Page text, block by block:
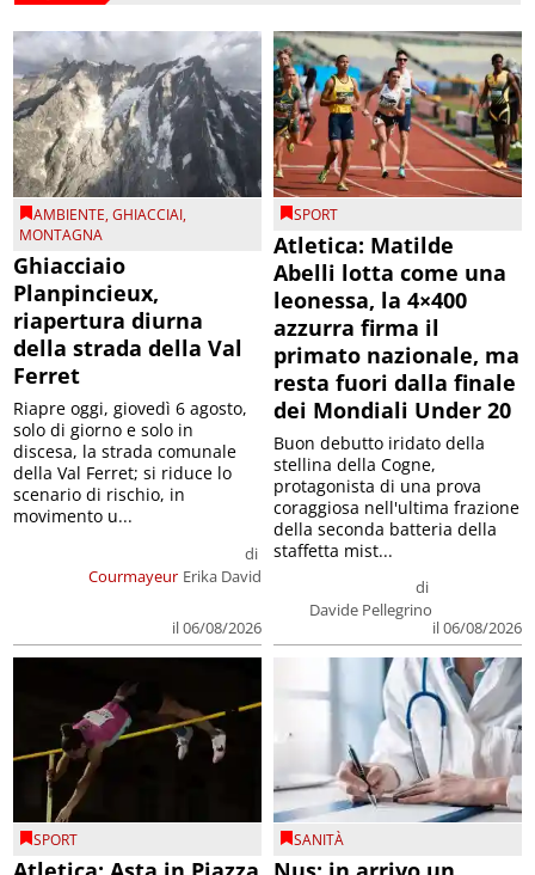
AMBIENTE,GHIACCIAI,
MONTAGNA
Ghiacciaio
Planpincieux,
riapertura diurna
della strada della Val
Ferret
Courmayeur
di
Erika David
il 06/08/2026
Riapre oggi, giovedì 6 agosto,
solo di giorno e solo in
discesa, la strada comunale
della Val Ferret; si riduce lo
scenario di rischio, in
movimento u...
SPORT
Atletica: Matilde
Abelli lotta come una
leonessa, la 4×400
azzurra firma il
primato nazionale, ma
resta fuori dalla finale
dei Mondiali Under 20
di
Davide Pellegrino
il 06/08/2026
Buon debutto iridato della
stellina della Cogne,
protagonista di una prova
coraggiosa nell'ultima frazione
della seconda batteria della
staffetta mist...
SPORT SANITÀ